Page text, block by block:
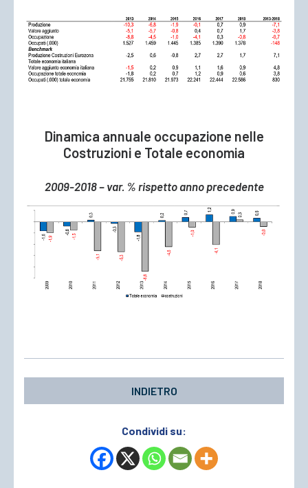
Dinamica annuale occupazione nelle
Costruzioni e Totale economia
2009-2018 – var. % rispetto anno precedente
INDIETRO
Condividi su: